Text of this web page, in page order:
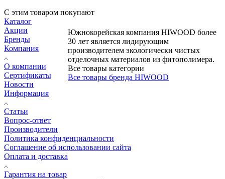
С этим товаром покупают
Южнокорейская компания HIWOOD более
30 лет является лидирующим
производителем экологически чистых
отделочных материалов из фитополимера.
Все товары категории
Все товары бренда HIWOOD
Каталог
Акции
Бренды
Компания
О компании
Сертификаты
Новости
Информация
Статьи
Вопрос-ответ
Производители
Политика конфиденциальности
Соглашение об использовании сайта
Оплата и доставка
Гарантия на товар